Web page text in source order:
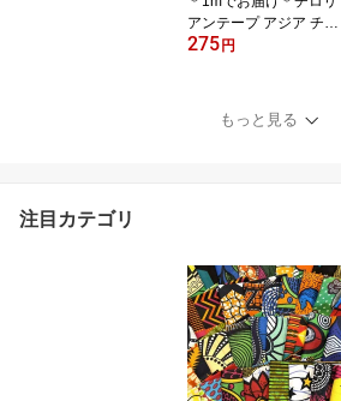
アンテープ アジア チェ
ンマイ タイ リボン モン
ンドメイド 花 20mm 25
mm アジアン雑貨 エスニ
275円
もっと見る
注目カテゴリ